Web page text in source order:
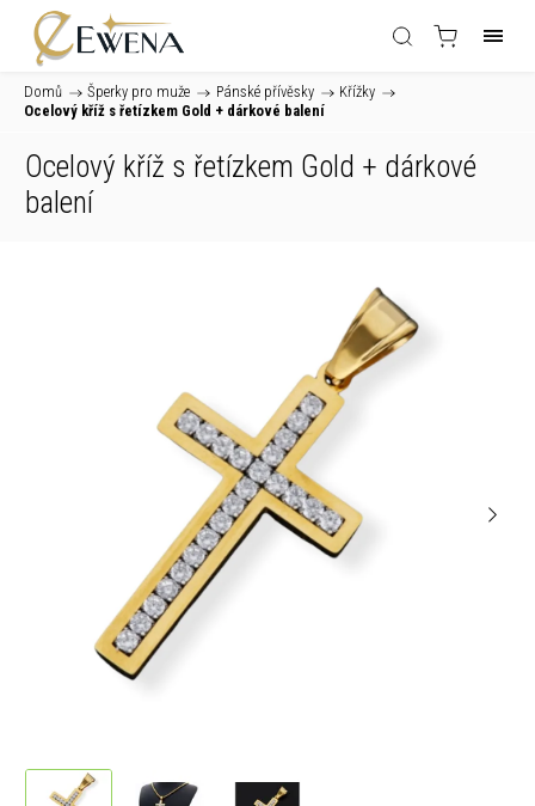
Domů / Šperky pro muže / Pánské přívěsky / Křížky /
Ocelový kříž s řetízkem Gold + dárkové balení
Ocelový kříž s řetízkem Gold + dárkové
balení